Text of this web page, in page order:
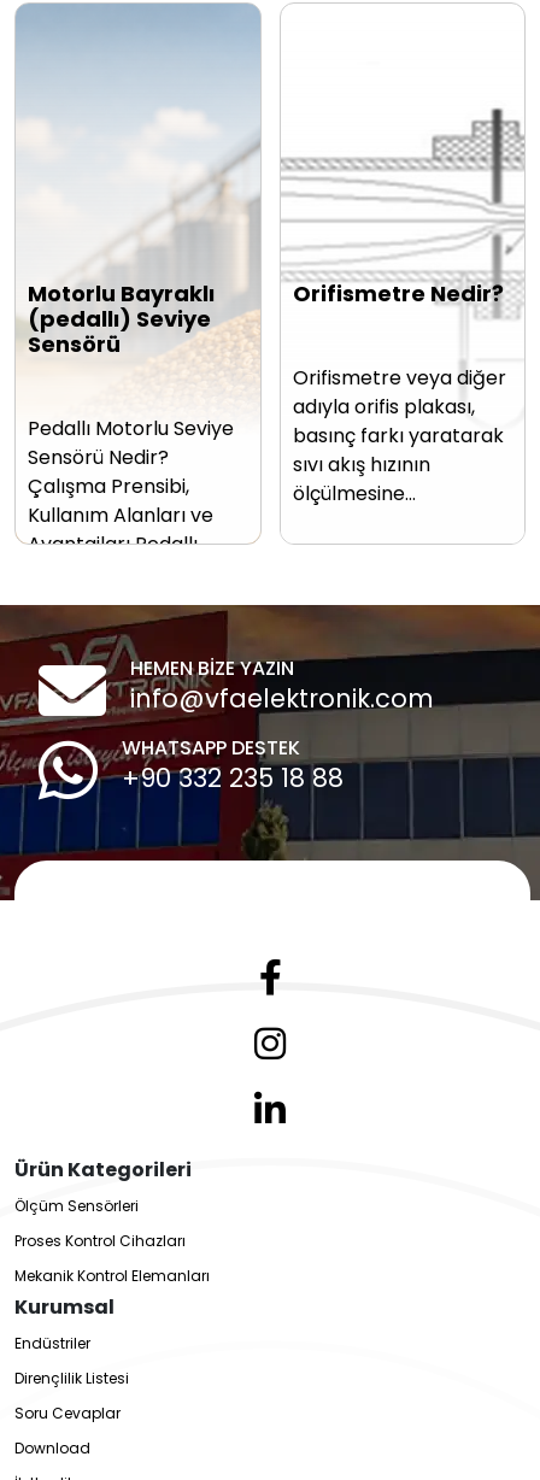
Motorlu Bayraklı
(pedallı) Seviye
Sensörü
Pedallı Motorlu Seviye
Sensörü Nedir?
Çalışma Prensibi,
Kullanım Alanları ve
Avantajları Pedallı…
Orifismetre Nedir?
Orifismetre veya diğer
adıyla orifis plakası,
basınç farkı yaratarak
sıvı akış hızının
ölçülmesine…
HEMEN BİZE YAZIN
info@vfaelektronik.com
WHATSAPP DESTEK
+90 332 235 18 88
Ürün Kategorileri
Ölçüm Sensörleri
Proses Kontrol Cihazları
Mekanik Kontrol Elemanları
Kurumsal
Endüstriler
Dirençlilik Listesi
Soru Cevaplar
Download